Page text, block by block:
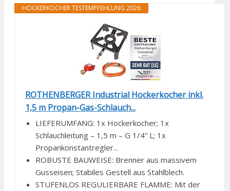
HOCKERKOCHER TESTEMPFEHLUNG 2026
ROTHENBERGER Industrial Hockerkocher inkl.
1,5 m Propan-Gas-Schlauch...
LIEFERUMFANG: 1x Hockerkocher; 1x
Schlauchleitung – 1,5 m – G 1/4“ L; 1x
Propankonstantregler...
ROBUSTE BAUWEISE: Brenner aus massivem
Gusseisen; Stabiles Gestell aus Stahlblech.
STUFENLOS REGULIERBARE FLAMME: Mit der